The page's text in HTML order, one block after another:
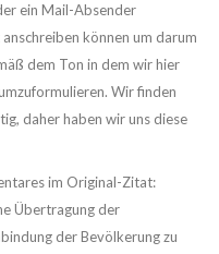
ein Mail-Absender
können um darum
dem Ton in dem wir hier
Wir finden
daher haben wir uns diese
im Original-Zitat:
Übertragung der
der Bevölkerung zu